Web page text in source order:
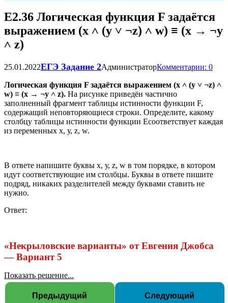
Е2.36 Логическая функция F задаётся
выражением (x ˄ (y ˅ ¬z) ˄ w) ≡ (x → ¬y
˄ z)
25.01.2022ЕГЭ Задание 2АдминистраторКомментарии: 0
Логическая функция F задаётся выражением (x ˄ (y ˅ ¬z) ˄
w) ≡ (x → ¬y ˄ z). На рисунке приведён частично
заполненный фрагмент таблицы истинности функции F,
содержащий неповторяющиеся строки. Определите, какому
столбцу таблицы истинности функции Есоответствует каждая
из переменных х, у, z, w.
В ответе напишите буквы х, у, z, w в том порядке, в котором
идут соответствующие им столбцы. Буквы в ответе пишите
подряд, никаких разделителей между буквами ставить не
нужно.
Ответ:
«Некрыловские варианты» от Евгения Джобса
— Вариант 5
Показать решение...
Предыдущий Следующий